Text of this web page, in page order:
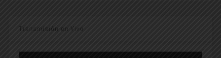
Transmisión en Vivo